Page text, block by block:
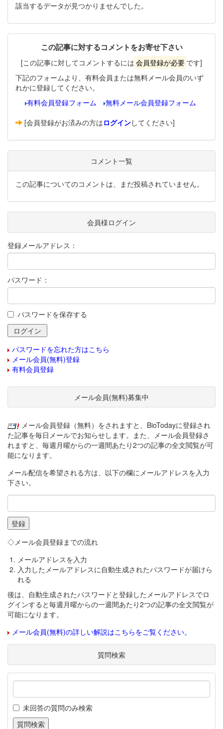
該当するデータが見つかりませんでした。
この記事に対するコメントをお寄せ下さい
[この記事に対してコメントするには 会員登録が必要 です]
下記のフォームより、有料会員または無料メール会員のいず
れかに登録してください。
有料会員登録フォーム
無料メール会員登録フォーム
[会員登録がお済みの方はログインしてください]
コメント一覧
この記事についてのコメントは、まだ投稿されていません。
会員様ログイン
登録メールアドレス：
パスワード：
パスワードを保存する
パスワードを忘れた方はこちら
メール会員(無料)登録
有料会員登録
メール会員(無料)募集中
メール会員登録（無料）をされますと、BioTodayに登録され
た記事を毎日メールでお知らせします。また、メール会員登録さ
れますと、毎週月曜からの一週間あたり2つの記事の全文閲覧が可
能になります。
メール配信を希望される方は、以下の欄にメールアドレスを入力
下さい。
◇メール会員登録までの流れ
メールアドレスを入力
入力したメールアドレスに自動生成されたパスワードが届けら
れる
後は、自動生成されたパスワードと登録したメールアドレスでロ
グインすると毎週月曜からの一週間あたり2つの記事の全文閲覧が
可能になります。
メール会員(無料)の詳しい解説はこちらをご覧ください。
質問検索
未回答の質問のみ検索